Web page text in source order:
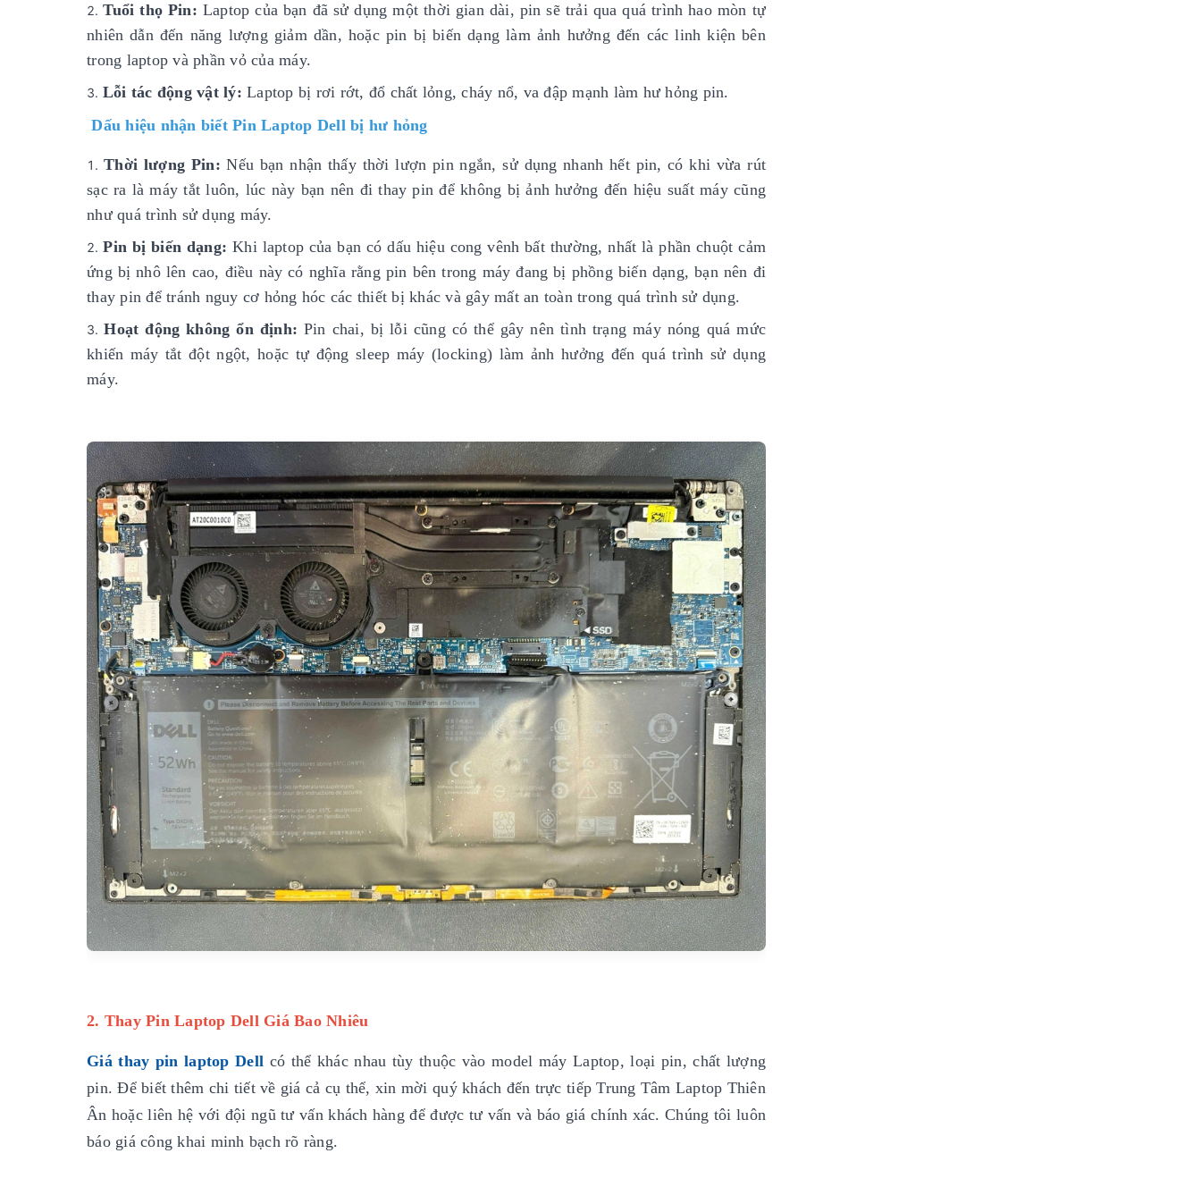
Tuổi thọ Pin: Laptop của bạn đã sử dụng một thời gian dài, pin sẽ trải qua quá trình hao mòn tự
nhiên dẫn đến năng lượng giảm dần, hoặc pin bị biến dạng làm ảnh hưởng đến các linh kiện bên
trong laptop và phần vỏ của máy.
Lỗi tác động vật lý: Laptop bị rơi rớt, đổ chất lỏng, cháy nổ, va đập mạnh làm hư hỏng pin.
Dấu hiệu nhận biết Pin Laptop Dell bị hư hỏng
Thời lượng Pin: Nếu bạn nhận thấy thời lượn pin ngắn, sử dụng nhanh hết pin, có khi vừa rút
sạc ra là máy tắt luôn, lúc này bạn nên đi thay pin để không bị ảnh hưởng đến hiệu suất máy cũng
như quá trình sử dụng máy.
Pin bị biến dạng: Khi laptop của bạn có dấu hiệu cong vênh bất thường, nhất là phần chuột cảm
ứng bị nhô lên cao, điều này có nghĩa rằng pin bên trong máy đang bị phồng biến dạng, bạn nên đi
thay pin để tránh nguy cơ hỏng hóc các thiết bị khác và gây mất an toàn trong quá trình sử dụng.
Hoạt động không ổn định: Pin chai, bị lỗi cũng có thể gây nên tình trạng máy nóng quá mức
khiến máy tắt đột ngột, hoặc tự động sleep máy (locking) làm ảnh hưởng đến quá trình sử dụng
máy.
2. Thay Pin Laptop Dell Giá Bao Nhiêu
Giá thay pin laptop Dell có thể khác nhau tùy thuộc vào model máy Laptop, loại pin, chất lượng
pin. Để biết thêm chi tiết về giá cả cụ thể, xin mời quý khách đến trực tiếp Trung Tâm Laptop Thiên
Ân hoặc liên hệ với đội ngũ tư vấn khách hàng để được tư vấn và báo giá chính xác. Chúng tôi luôn
báo giá công khai minh bạch rõ ràng.